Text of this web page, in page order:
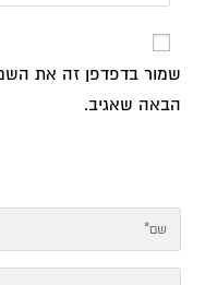
שמור בדפדפן זה את
הבאה שאגיב.